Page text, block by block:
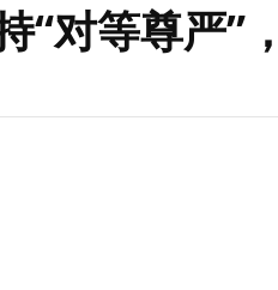
“对等尊严”